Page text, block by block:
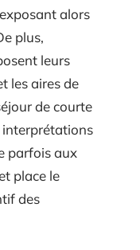
alors
plus,
leurs
les aires de
de courte
interprétations
parfois aux
place le
des